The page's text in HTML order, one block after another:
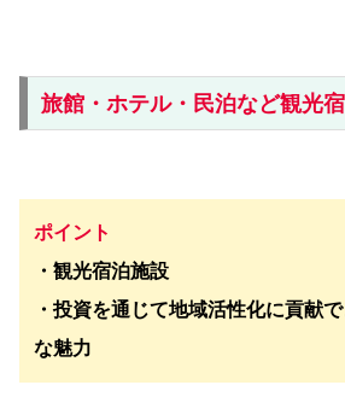
旅館・ホテル・民泊など観光
ポイント
・観光宿泊施設
・投資を通じて地域活性化に貢献
な魅力